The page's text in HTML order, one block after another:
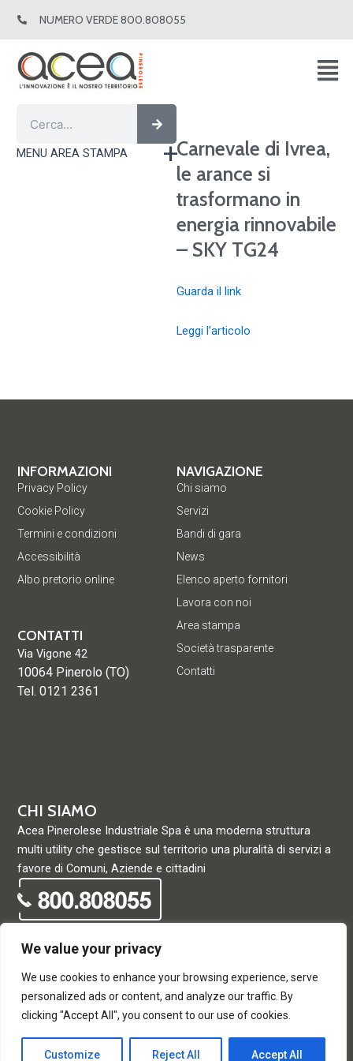
We value your privacy
We use cookies to enhance your browsing experience, serve
personalized ads or content, and analyze our traffic. By
clicking "Accept All", you consent to our use of cookies.
Customize Reject All Accept All
NUMERO VERDE 800.808055
Cerca
MENU AREA STAMPA
Carnevale di Ivrea,
le arance si
trasformano in
energia rinnovabile
– SKY TG24
Guarda il link
Leggi l’articolo
CHI SIAMO
Acea Pinerolese Industriale Spa è una moderna struttura
multi utility che gestisce sul territorio una pluralità di servizi a
favore di Comuni, Aziende e cittadini
NAVIGAZIONE
Chi siamo
Servizi
Bandi di gara
News
Elenco aperto fornitori
Lavora con noi
Area stampa
Società trasparente
Contatti
INFORMAZIONI
Privacy Policy
Cookie Policy
Termini e condizioni
Accessibilità
Albo pretorio online
CONTATTI
Via Vigone 42
10064 Pinerolo (TO)
Tel. 0121 2361
© Acea Pinerolese Industriale S.p.a. – Tutti i diritti riservati. Via
Vigone 42 - 10064 Pinerolo - P. Iva e Registro delle imprese di
Torino 05059960012 - Capitale Sociale
33.915.698,68 REA di Torino: 680448
T